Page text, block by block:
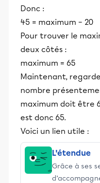
Donc :
45 = maximum − 20
Pour trouver le
deux côtés :
maximum = 65
Maintenant,
nombre
maximum doit être
est donc 65.
Voici un lien utile :
L'étendue
Grâce à ses